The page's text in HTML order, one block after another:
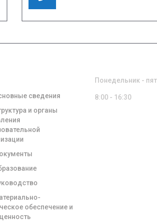
сведения
и органы
обеспечение и
Понедельник -
8:00 - 16:30